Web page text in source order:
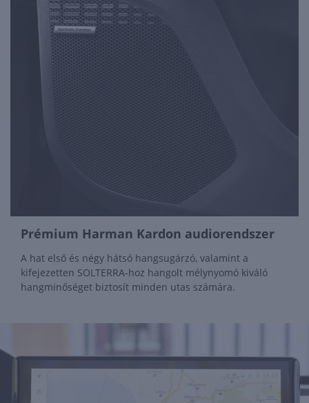
Prémium Harman Kardon audiorendszer
A hat első és négy hátsó hangsugárzó, valamint a
kifejezetten SOLTERRA-hoz hangolt mélynyomó kiváló
hangminőséget biztosít minden utas számára.